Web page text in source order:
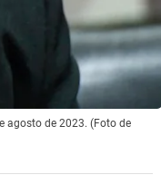
agosto de 2023. (Foto de